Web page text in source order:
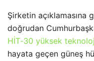
Şirketin açıklamasına
doğrudan
HİT‑30 yüksek
hayata geçen güneş